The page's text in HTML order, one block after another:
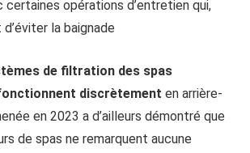
certaines opérations d’entretien qui,
la baignade
de filtration des spas
discrètement en arrière-
en 2023 a d’ailleurs démontré que
de spas ne remarquent aucune